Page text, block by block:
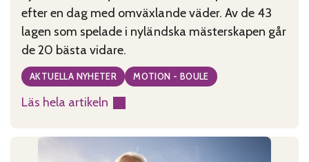
efter en dag med omväxlande väder. Av de 43
lagen som spelade i nyländska mästerskapen går
de 20 bästa vidare.
AKTUELLA NYHETER MOTION - BOULE
Läs hela artikeln
: